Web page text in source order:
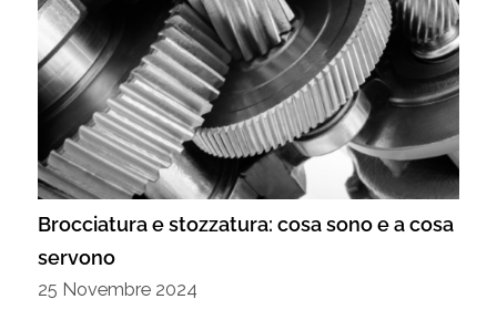
Brocciatura e stozzatura: cosa sono e a cosa
servono
25 Novembre 2024